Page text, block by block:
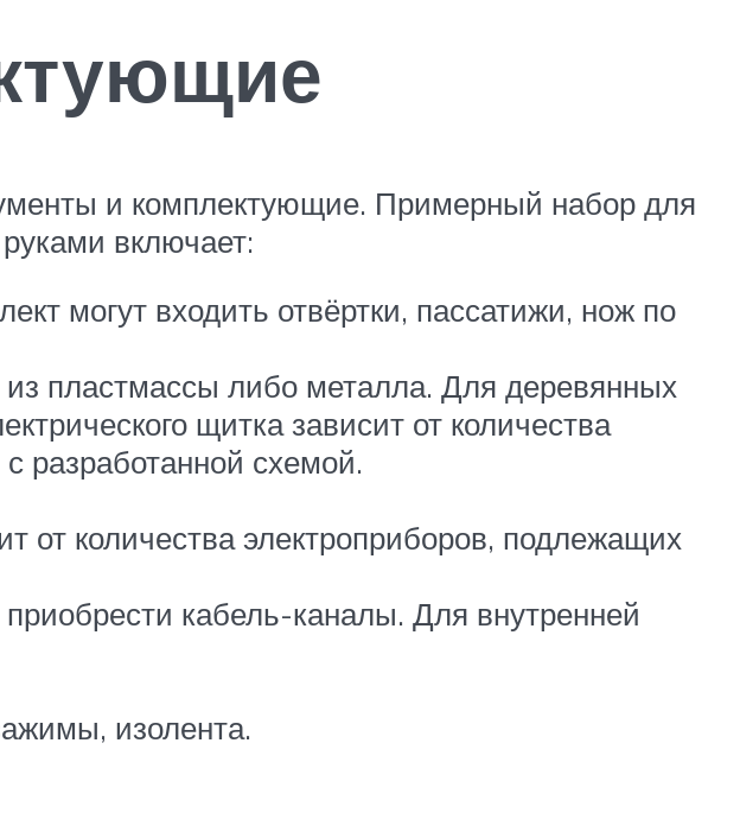
и комплектующие. Примерный набор для
включает:
могут входить отвёртки, пассатижи, нож по
пластмассы либо металла. Для деревянных
щитка зависит от количества
разработанной схемой.
от количества электроприборов, подлежащих
кабель-каналы. Для внутренней
изолента.